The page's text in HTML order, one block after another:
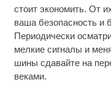
стоит экономить. От
ваша безопасность и
Периодически
мелкие сигналы и
шины сдавайте на
веками.
Смолов
покинуть
Этот танец